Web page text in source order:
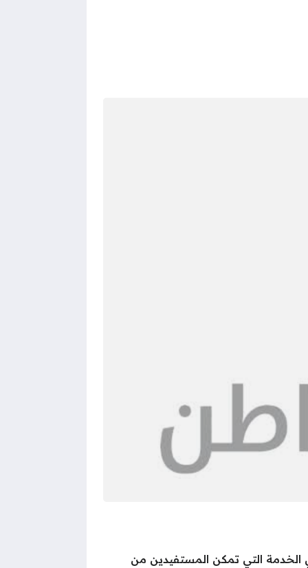
البشرية في المملكة العربية السعودية عن طريقة استعلام حساب المواطن 1446 وهي الخدمة التي تمكن المستفيدين من